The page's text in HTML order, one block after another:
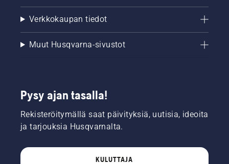
Verkkokaupan tiedot
Muut Husqvarna-sivustot
Pysy ajan tasalla!
Rekisteröitymällä saat päivityksiä, uutisia, ideoita
ja tarjouksia Husqvarnalta.
KULUTTAJA